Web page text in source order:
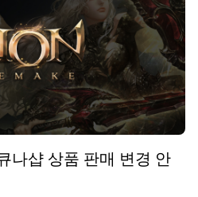
나샵 상품 판매 변경 안